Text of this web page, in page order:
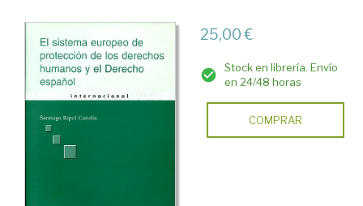
25,00 €
Stock en librería. Envío
en 24/48 horas
COMPRAR